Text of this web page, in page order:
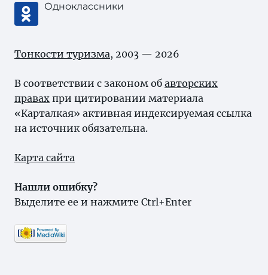
Одноклассники
Тонкости туризма, 2003 — 2026
В соответствии с законом об авторских
правах при цитировании материала
«Карталкая» активная индексируемая ссылка
на источник обязательна.
Карта сайта
Нашли ошибку?
Выделите ее и нажмите Ctrl+Enter